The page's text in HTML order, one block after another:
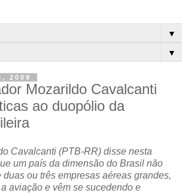
▼
▼
2009
Mozarildo Cavalcanti
ao duopólio da
Cavalcanti (PTB-RR) disse nesta
um país da dimensão do Brasil não
duas ou três empresas aéreas grandes,
aviação e vêm se sucedendo e